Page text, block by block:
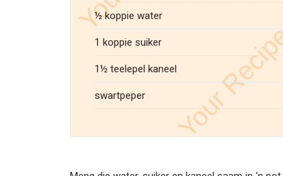
½ koppie water
1 koppie suiker
1½ teelepel kaneel
swartpeper